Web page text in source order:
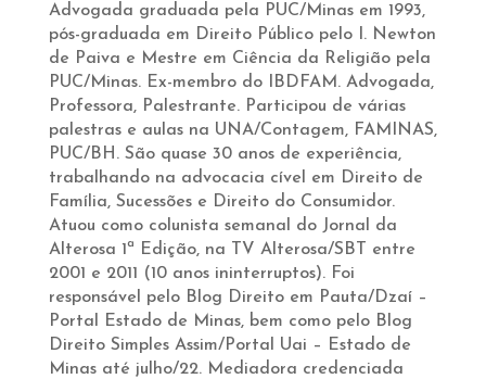
Advogada graduada pela PUC/Minas em 1993,
pós-graduada em Direito Público pelo I. Newton
de Paiva e Mestre em Ciência da Religião pela
PUC/Minas. Ex-membro do IBDFAM. Advogada,
Professora, Palestrante. Participou de várias
palestras e aulas na UNA/Contagem, FAMINAS,
PUC/BH. São quase 30 anos de experiência,
trabalhando na advocacia cível em Direito de
Família, Sucessões e Direito do Consumidor.
Atuou como colunista semanal do Jornal da
Alterosa 1ª Edição, na TV Alterosa/SBT entre
2001 e 2011 (10 anos ininterruptos). Foi
responsável pelo Blog Direito em Pauta/Dzaí –
Portal Estado de Minas, bem como pelo Blog
Direito Simples Assim/Portal Uai – Estado de
Minas até julho/22. Mediadora credenciada